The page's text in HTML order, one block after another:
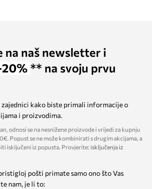
na naš newsletter i
** na svoju prvu
zajednici kako biste primali informacije o
i proizvodima.
odnosi se na nesnižene proizvode i vrijedi za kupnju
Popust se ne može kombinirati s drugim akcijama, a
isključeni iz popusta. Provjerite: isključenja iz
pošti primate samo ono što Vas
nam, je li to: